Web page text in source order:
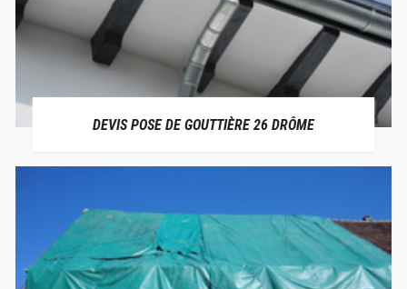
DEVIS POSE DE GOUTTIÈRE 26 DRÔME